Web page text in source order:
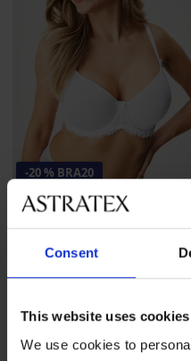
Consent
This website uses cookies
We use cookies to
-20 % BRA20
Bh Spacer 3D Charming
voorgevormd